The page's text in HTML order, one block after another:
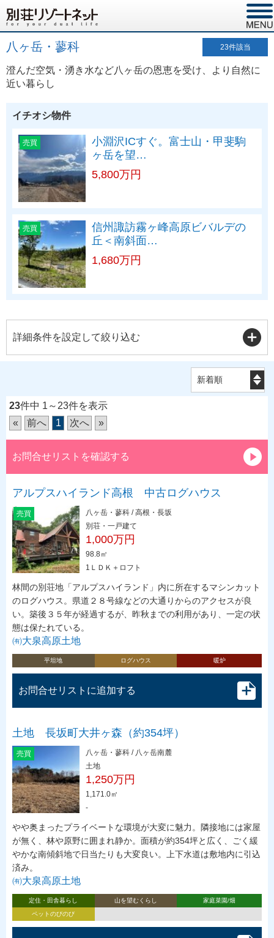
八ヶ岳・蓼科 23件該当
澄んだ空気・湧き水など八ヶ岳の恩恵を受け、より自然に
近い暮らし
イチオシ物件
売買
小淵沢ICすぐ。富士山・甲斐駒
ヶ岳を望…
5,800万円
売買
信州諏訪霧ヶ峰高原ビバルデの
丘＜南斜面…
1,680万円
詳細条件を設定して絞り込む
23件中 1～23件を表示
«
前へ 1 次へ »
お問合せリストを確認する
アルプスハイランド高根 中古ログハウス
売買
八ヶ岳・蓼科 / 高根・長坂
別荘・一戸建て
1,000万円
98.8㎡
1ＬＤＫ＋ロフト
林間の別荘地「アルプスハイランド」内に所在するマシンカット
のログハウス。県道２８号線などの大通りからのアクセスが良
い。築後３５年が経過するが、昨秋までの利用があり、一定の状
態は保たれている。
㈲大泉高原土地
平坦地 ログハウス 暖炉
お問合せリストに追加する
土地 長坂町大井ヶ森（約354坪）
売買
八ヶ岳・蓼科 / 八ヶ岳南麓
土地
1,250万円
1,171.0㎡
-
やや奥まったプライベートな環境が大変に魅力。隣接地には家屋
が無く、林や原野に囲まれ静か。面積が約354坪と広く、ごく緩
やかな南傾斜地で日当たりも大変良い。上下水道は敷地内に引込
済み。
㈲大泉高原土地
定住・田舎暮らし 山を望むくらし
家庭菜園/畑
ペットのびのび